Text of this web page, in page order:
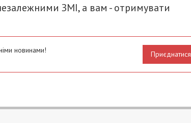
ЗМІ, а вам - отримувати
новинами! Приєднатися